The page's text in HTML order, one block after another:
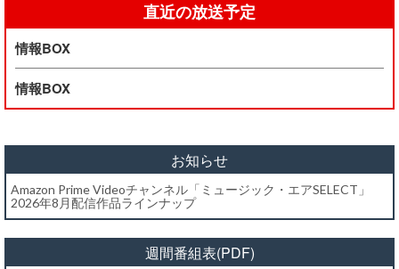
直近の放送予定
情報BOX
情報BOX
お知らせ
Amazon Prime Videoチャンネル「ミュージック・エアSELECT」
2026年8月配信作品ラインナップ
週間番組表(PDF)